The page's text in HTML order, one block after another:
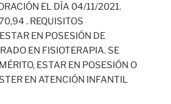
EL DÍA 04/11/2021.
. REQUISITOS
EN POSESIÓN DE
EN FISIOTERAPIA. SE
ESTAR EN POSESIÓN O
EN ATENCIÓN INFANTIL